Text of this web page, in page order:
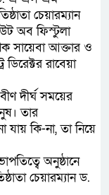
চেয়ারম্যান
অব ফিস্টুলা
সায়েবা আক্তার ও
রাবেয়া
দীর্ঘ সময়ের
তার
কি-না, তা নিয়ে
অনুষ্ঠানে
চেয়ারম্যান ড.